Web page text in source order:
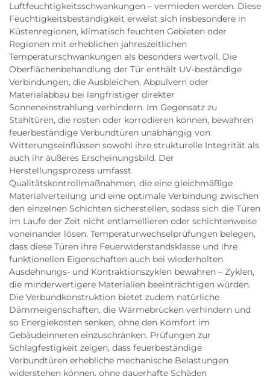
Luftfeuchtigkeitsschwankungen – vermieden werden. Diese
Feuchtigkeitsbeständigkeit erweist sich insbesondere in
Küstenregionen, klimatisch feuchten Gebieten oder
Regionen mit erheblichen jahreszeitlichen
Temperaturschwankungen als besonders wertvoll. Die
Oberflächenbehandlung der Tür enthält UV-beständige
Verbindungen, die Ausbleichen, Abpulvern oder
Materialabbau bei langfristiger direkter
Sonneneinstrahlung verhindern. Im Gegensatz zu
Stahltüren, die rosten oder korrodieren können, bewahren
feuerbeständige Verbundtüren unabhängig von
Witterungseinflüssen sowohl ihre strukturelle Integrität als
auch ihr äußeres Erscheinungsbild. Der
Herstellungsprozess umfasst
Qualitätskontrollmaßnahmen, die eine gleichmäßige
Materialverteilung und eine optimale Verbindung zwischen
den einzelnen Schichten sicherstellen, sodass sich die Türen
im Laufe der Zeit nicht entlamellieren oder schichtenweise
voneinander lösen. Temperaturwechselprüfungen belegen,
dass diese Türen ihre Feuerwiderstandsklasse und ihre
funktionellen Eigenschaften auch bei wiederholten
Ausdehnungs- und Kontraktionszyklen bewahren – Zyklen,
die minderwertigere Materialien beeinträchtigen würden.
Die Verbundkonstruktion bietet zudem natürliche
Dämmeigenschaften, die Wärmebrücken verhindern und
so Energiekosten senken, ohne den Komfort im
Gebäudeinneren einzuschränken. Prüfungen zur
Schlagfestigkeit zeigen, dass feuerbeständige
Verbundtüren erhebliche mechanische Belastungen
widerstehen können, ohne dauerhafte Schäden